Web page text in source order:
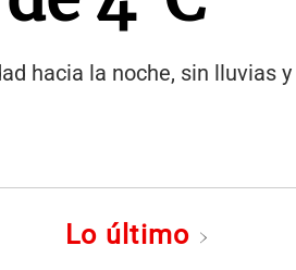
hacia la noche, sin lluvias y
Lo último